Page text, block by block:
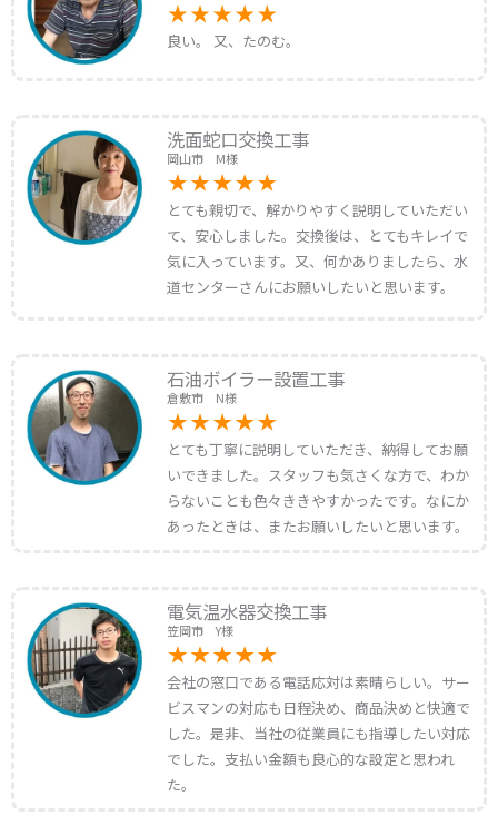
良い。 又、たのむ。
洗面蛇口交換工事
岡山市 M様
とても親切で、解かりやすく説明していただい
て、安心しました。交換後は、とてもキレイで
気に入っています。又、何かありましたら、水
道センターさんにお願いしたいと思います。
石油ボイラー設置工事
倉敷市 N様
とても丁寧に説明していただき、納得してお願
いできました。スタッフも気さくな方で、わか
らないことも色々ききやすかったです。なにか
あったときは、またお願いしたいと思います。
電気温水器交換工事
笠岡市 Y様
会社の窓口である電話応対は素晴らしい。サー
ビスマンの対応も日程決め、商品決めと快適で
した。是非、当社の従業員にも指導したい対応
でした。支払い金額も良心的な設定と思われ
た。